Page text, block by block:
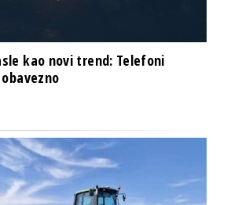
kao novi trend: Telefoni